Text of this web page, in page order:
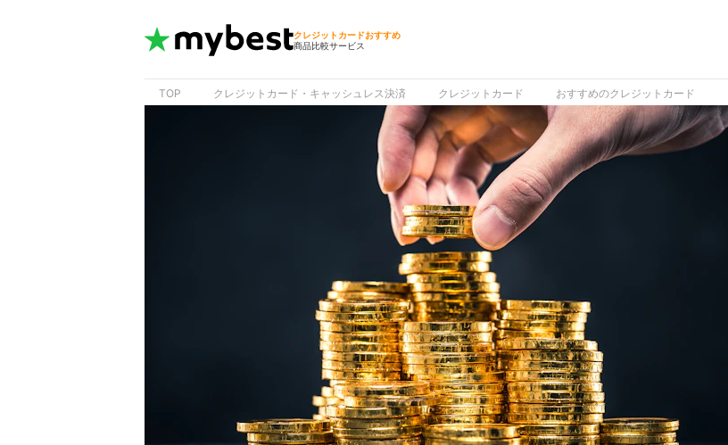
クレジットカードおすすめ
商品比較サービス
TOP クレジットカード・キャッシュレス決済 クレジットカード おすすめのクレジットカード